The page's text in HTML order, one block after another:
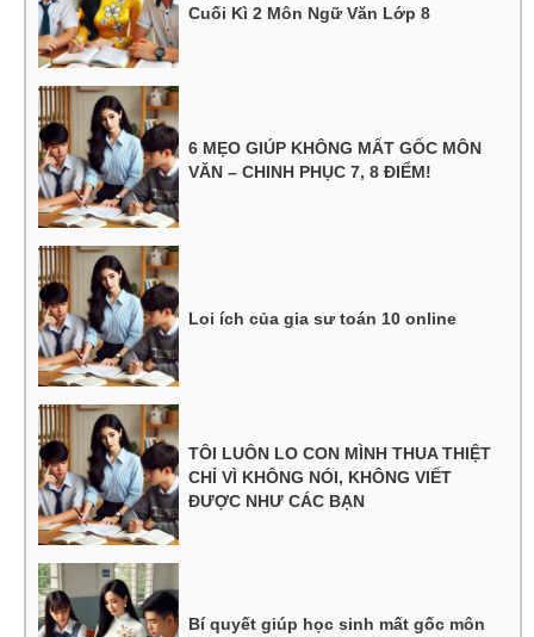
Cuối Kì 2 Môn Ngữ Văn Lớp 8
6 MẸO GIÚP KHÔNG MẤT GỐC MÔN
VĂN – CHINH PHỤC 7, 8 ĐIỂM!
Loi ích của gia sư toán 10 online
TÔI LUÔN LO CON MÌNH THUA THIỆT
CHỈ VÌ KHÔNG NÓI, KHÔNG VIẾT
ĐƯỢC NHƯ CÁC BẠN
Bí quyết giúp học sinh mất gốc môn